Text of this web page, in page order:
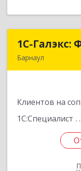
1С-Галэкс:
Барнаул
Клиентов на
1С:Специалист